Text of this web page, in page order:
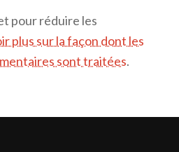
pour réduire les
plus sur la façon dont les
sont traitées.